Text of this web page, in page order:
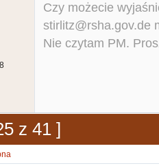
Czy możecie
stirlitz@rsha.gov.de
Nie czytam PM.
z 41 ]